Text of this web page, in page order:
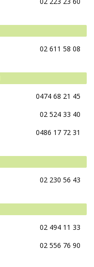
02 611 58 08
0474 68 21 45
02 524 33 40
0486 17 72 31
02 230 56 43
02 494 11 33
02 556 76 90